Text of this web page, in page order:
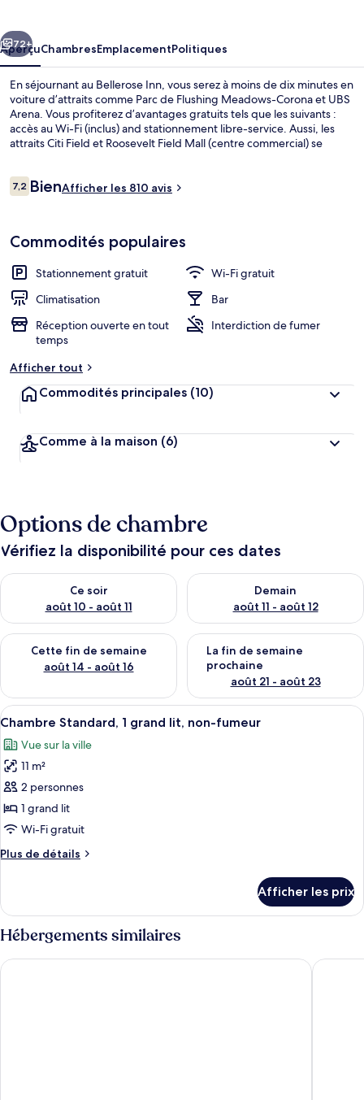
Suivant
72+
AperçuChambresEmplacementPolitiques
En séjournant au Bellerose Inn, vous serez à moins de dix minutes en
voiture d’attraits comme Parc de Flushing Meadows-Corona et UBS
Arena. Vous profiterez d’avantages gratuits tels que les suivants :
accès au Wi-Fi (inclus) and stationnement libre-service. Aussi, les
attraits Citi Field et Roosevelt Field Mall (centre commercial) se
Avis
7,27,2 sur 10 –
BienAfficher les 810 avis
Commodités populaires
Stationnement gratuit
Wi-Fi gratuit
Climatisation
Bar
Réception ouverte en tout
temps
Interdiction de fumer
Afficher tout
Commodités principales (10)
Comme à la maison (6)
Options de chambre
Vérifiez la disponibilité pour ces dates
Ce soir
août 10 - août 11
Vérifier la disponibilité pour ce soir août 10 - août 11
Demain
août 11 - août 12
Vérifier la disponibilité pour
Cette fin de semaine
août 14 - août 16
Vérifier la disponibilité pour cette fin de semaine août 14 -
La fin de semaine
prochaine
août 21 - août 23
Vérifier la disponibilité pour
Afficher
toutes
les
photos
pour
ce
type
chambre :
grand
lit,
non-
Chambre Standard, 1 grand lit,
12
Chambre Standard, 1 grand lit, non-fumeur
Vue sur la ville
11 m²
2 personnes
1 grand lit
Wi-Fi gratuit
Plus de détails
Plus
Chambre
Standard,
1
grand
lit,
Afficher les prix
Hébergements similaires
Night Hotel Broadway